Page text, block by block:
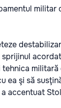
militar
sprijinul
militară
ea şi să
accentuat